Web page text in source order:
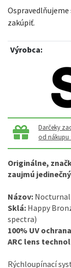
zakúpiť.
Výrobca:
Darčeky
od
Originálne,
zaujmú
Názov: Nocturnal
Sklá: Happy
spectra)
100% UV ochrana
ARC lens
Rýchloupínací